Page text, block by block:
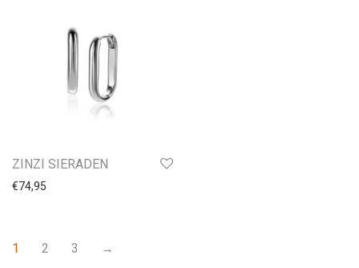
ZINZI SIERADEN
€74,95
1 2 3 →